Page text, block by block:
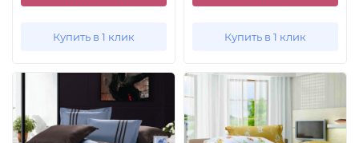
Купить в 1 клик Купить в 1 клик